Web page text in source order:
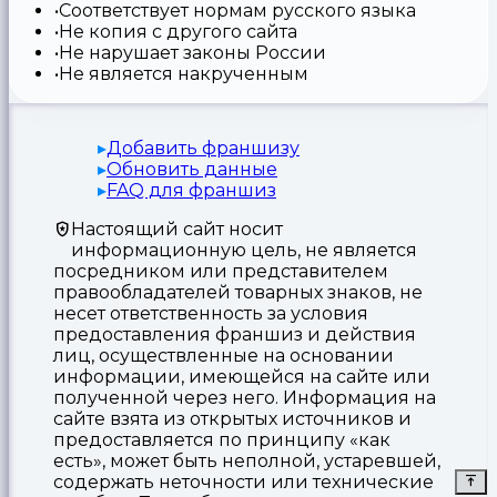
Соответствует нормам русского языка
Не копия с другого сайта
Не нарушает законы России
Не является накрученным
Добавить франшизу
Обновить данные
FAQ для франшиз
Настоящий сайт носит
информационную цель, не является
посредником или представителем
правообладателей товарных знаков, не
несет ответственность за условия
предоставления франшиз и действия
лиц, осуществленные на основании
информации, имеющейся на сайте или
полученной через него. Информация на
сайте взята из открытых источников и
предоставляется по принципу «как
есть», может быть неполной, устаревшей,
содержать неточности или технические